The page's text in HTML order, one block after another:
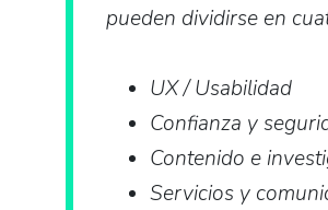
pueden dividirse en
UX / Usabilidad
Confianza y
Contenido e
Servicios y